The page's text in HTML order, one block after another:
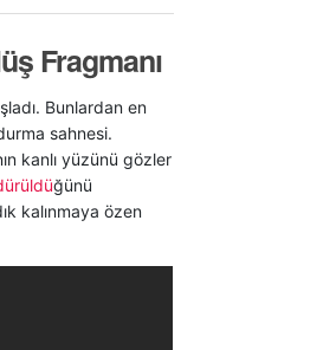
Fragmanı
Bunlardan en
sahnesi.
kanlı yüzünü gözler
ğünü
kalınmaya özen